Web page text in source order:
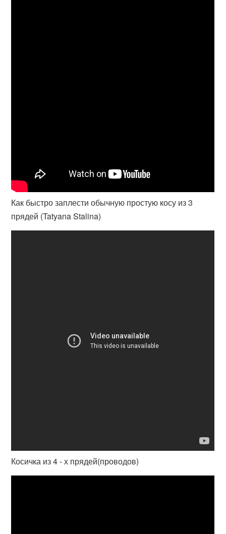
Как быстро заплести обычную простую косу из 3
прядей (Tatyana Stalina)
Косичка из 4 - х прядей(проводов)